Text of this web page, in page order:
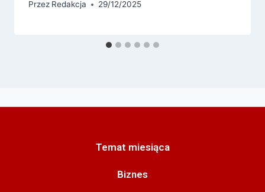
Przez Redakcja 29/12/2025
Temat miesiąca
Biznes